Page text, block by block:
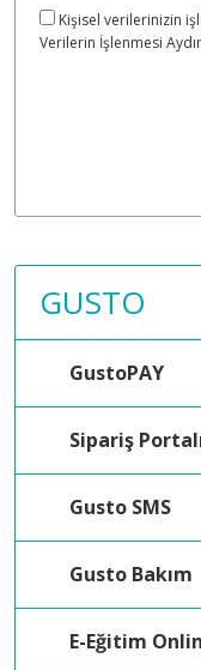
Kişisel verilerinizin
Verilerin İşlenmesi
GUSTO
GustoPAY
Sipariş
Gusto SMS
Gusto Bakım
E-Eğitim